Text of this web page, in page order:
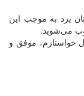
یزد به موجب این
می‌شوید.
خواستارم، موفق و